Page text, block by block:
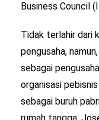
Business Council
Tidak terlahir dari
pengusaha,
sebagai
organisasi
sebagai buruh